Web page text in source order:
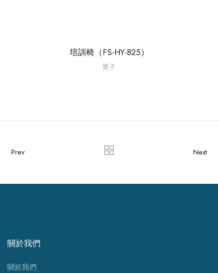
培訓椅（FS-HY-825）
凳子
Prev Next
關於我們
關於我們